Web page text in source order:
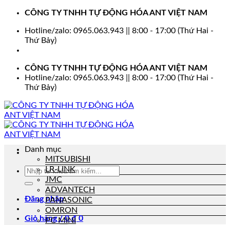
CÔNG TY TNHH TỰ ĐỘNG HÓA ANT VIỆT NAM
Hotline/zalo: 0965.063.943 || 8:00 - 17:00 (Thứ Hai -
Thứ Bảy)
CÔNG TY TNHH TỰ ĐỘNG HÓA ANT VIỆT NAM
Hotline/zalo: 0965.063.943 || 8:00 - 17:00 (Thứ Hai -
Thứ Bảy)
Tìm
kiếm:
Đăng nhập
Giỏ hàng /0₫ 0
Danh mục
MITSUBISHI
LR-LINK
JMC
ADVANTECH
PANASONIC
OMRON
PC MINI